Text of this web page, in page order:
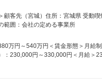
の技術的な判断が製品の安定供給や
気設計エンジニアとして高い介在価
評価・検証まで幅広い業務を担当し
けでなく、製品性能や品質の向上に
顧客先（宮城）住所：宮城県 受動
範囲：会社の定める事業所
万円～540万円＜賃金形態＞月給
：230,000円～330,000円＜月給＞